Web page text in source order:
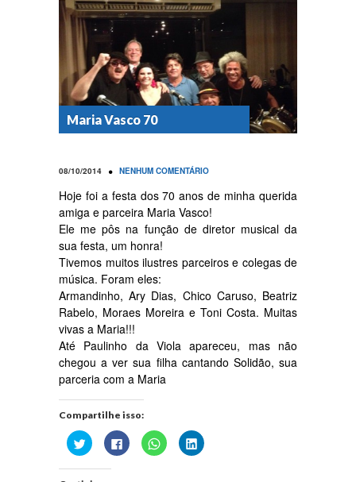
Maria Vasco 70
08/10/2014 • NENHUM COMENTÁRIO
Hoje foi a festa dos 70 anos de minha querida
amiga e parceira Maria Vasco!
Ele me pôs na função de diretor musical da
sua festa, um honra!
Tivemos muitos ilustres parceiros e colegas de
música. Foram eles:
Armandinho, Ary Dias, Chico Caruso, Beatriz
Rabelo, Moraes Moreira e Toni Costa. Muitas
vivas a Maria!!!
Até Paulinho da Viola apareceu, mas não
chegou a ver sua filha cantando Solidão, sua
parceria com a Maria
Compartilhe isso:
Clique
para
compartilhar
no
Twitter(abre
Clique
para
compartilhar
Clique
para
compartilhar
Clique
para